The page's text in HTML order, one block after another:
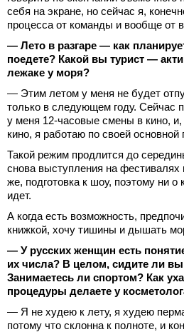
себя на экране, но сейчас я,
процесса от команды и вообще от
— Лето в разгаре — как
поедете? Какой вы турист —
лежаке у моря?
— Этим летом у меня не будет
только в следующем году. Сейчас
у меня 12-часовые смены в кино,
кино, я работаю по своей основной
Такой режим продлится до
снова выступления на фестивалях
же, подготовка к шоу, поэтому ни о
идет.
А когда есть возможность,
книжкой, хочу тишины и дышать
— У русских женщин есть
их числа? В целом, сидите ли вы
Занимаетесь ли спортом? Как
процедуры делаете у
— Я не худею к лету, я худею
потому что склонна к полноте, и